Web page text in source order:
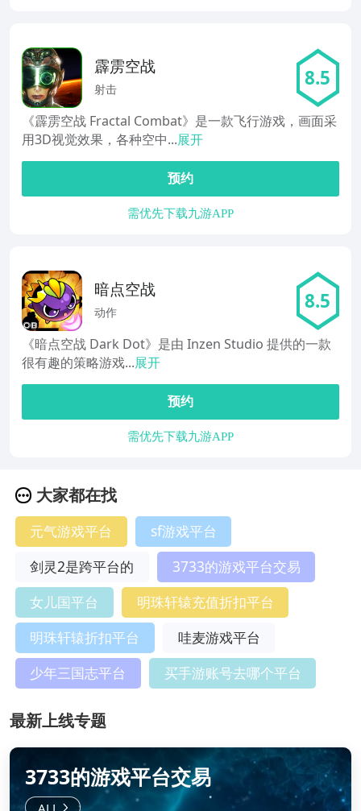
霹雳空战
射击 8.5
《霹雳空战 Fractal Combat》是一款飞行游戏，画面采
用3D视觉效果，各种空中...展开
预约
需优先下载九游APP
暗点空战
动作 8.5
《暗点空战 Dark Dot》是由 Inzen Studio 提供的一款
很有趣的策略游戏...展开
预约
需优先下载九游APP
大家都在找
元气游戏平台
sf游戏平台
剑灵2是跨平台的
3733的游戏平台交易
女儿国平台
明珠轩辕充值折扣平台
明珠轩辕折扣平台
哇麦游戏平台
少年三国志平台
买手游账号去哪个平台
最新上线专题
3733的游戏平台交易